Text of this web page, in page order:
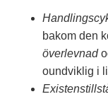
bakom den
överlevnad
oundviklig i